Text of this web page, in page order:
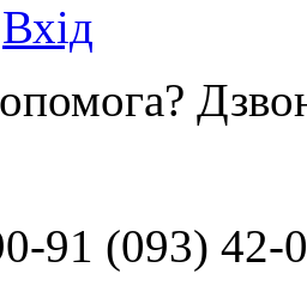
Вхід
91 (093) 42-